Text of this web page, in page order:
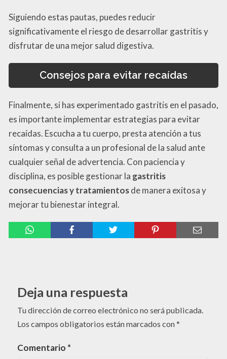
Siguiendo estas pautas, puedes reducir
significativamente el riesgo de desarrollar gastritis y
disfrutar de una mejor salud digestiva.
Consejos para evitar recaídas
Finalmente, si has experimentado gastritis en el pasado,
es importante implementar estrategias para evitar
recaídas. Escucha a tu cuerpo, presta atención a tus
síntomas y consulta a un profesional de la salud ante
cualquier señal de advertencia. Con paciencia y
disciplina, es posible gestionar la gastritis
consecuencias y tratamientosde manera exitosa y
mejorar tu bienestar integral.
Deja una respuesta
Tu dirección de correo electrónico no será publicada.
Los campos obligatorios están marcados con*
Comentario *